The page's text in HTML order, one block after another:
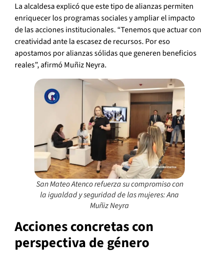
La alcaldesa explicó que este tipo de alianzas permiten
enriquecer los programas sociales y ampliar el impacto
de las acciones institucionales. “Tenemos que actuar con
creatividad ante la escasez de recursos. Por eso
apostamos por alianzas sólidas que generen beneficios
reales”, afirmó Muñiz Neyra.
San Mateo Atenco refuerza su compromiso con
la igualdad y seguridad de las mujeres: Ana
Muñiz Neyra
Acciones concretas con
perspectiva de género